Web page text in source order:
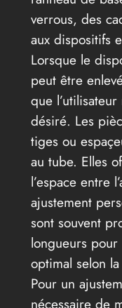
verrous, des
aux dispositifs
Lorsque le
peut être
que
désiré. Les
tiges ou
au tube. Elles
l’espace entre
ajustement
sont souvent
longueurs
optimal selon
Pour un
nécessaire de